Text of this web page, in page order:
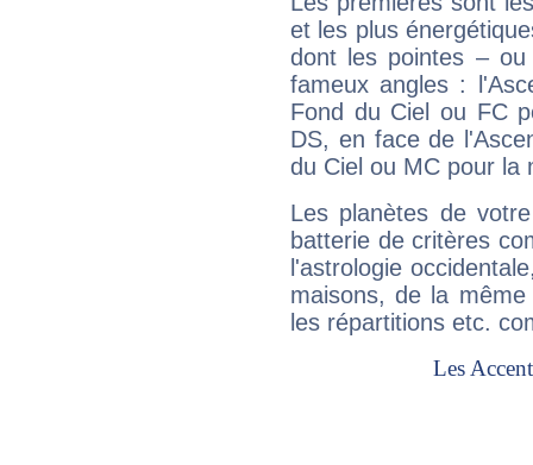
et les plus
dont les pointes –
fameux angles :
Fond du Ciel ou FC
DS, en face de
du Ciel ou MC pour la
Les planètes de
batterie de critères
l'astrologie
maisons, de la
les répartitions etc.